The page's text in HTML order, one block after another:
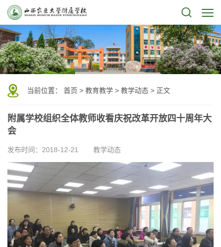
当前位置： 首页 > 教育教学 > 教学动态 > 正文
附属学校组织全体教师收看庆祝改革开放四十周年大
会
发布时间：2018-12-21 教学动态